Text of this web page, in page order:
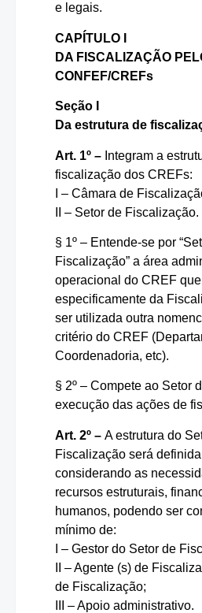
e legais.
CAPÍTULO I
DA FISCALIZAÇÃO
CONFEF/CREFs
Seção I
Da estrutura de
Art. 1º – Integram a
fiscalização dos CREFs:
I – Câmara de
II – Setor de Fiscalização.
§ 1º – Entende-se por
Fiscalização” a área
operacional do CREF
especificamente da
ser utilizada outra
critério do CREF
Coordenadoria, etc).
§ 2º – Compete ao Setor
execução das ações de
Art. 2º – A estrutura do
Fiscalização será
considerando as
recursos estruturais,
humanos, podendo ser
mínimo de:
I – Gestor do Setor de
II – Agente (s) de
de Fiscalização;
III – Apoio administrativo.